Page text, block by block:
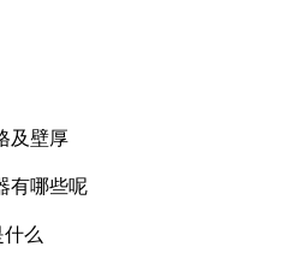
及壁厚
有哪些呢
什么